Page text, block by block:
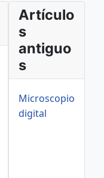
Artículo
s
antiguo
s
Microscopio
digital